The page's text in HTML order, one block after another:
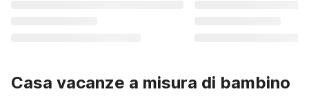
Casa vacanze a misura di bambino